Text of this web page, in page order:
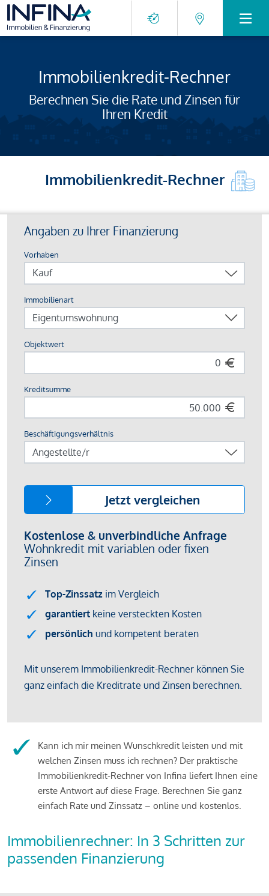
Immobilienkredit-Rechner
Berechnen Sie die Rate und Zinsen für
Ihren Kredit
Immobilienkredit-Rechner
Kann ich mir meinen Wunschkredit leisten und mit
welchen Zinsen muss ich rechnen? Der praktische
Immobilienkredit-Rechner von Infina liefert Ihnen eine
erste Antwort auf diese Frage. Berechnen Sie ganz
einfach Rate und Zinssatz – online und kostenlos.
Immobilienrechner: In 3 Schritten zur
passenden Finanzierung